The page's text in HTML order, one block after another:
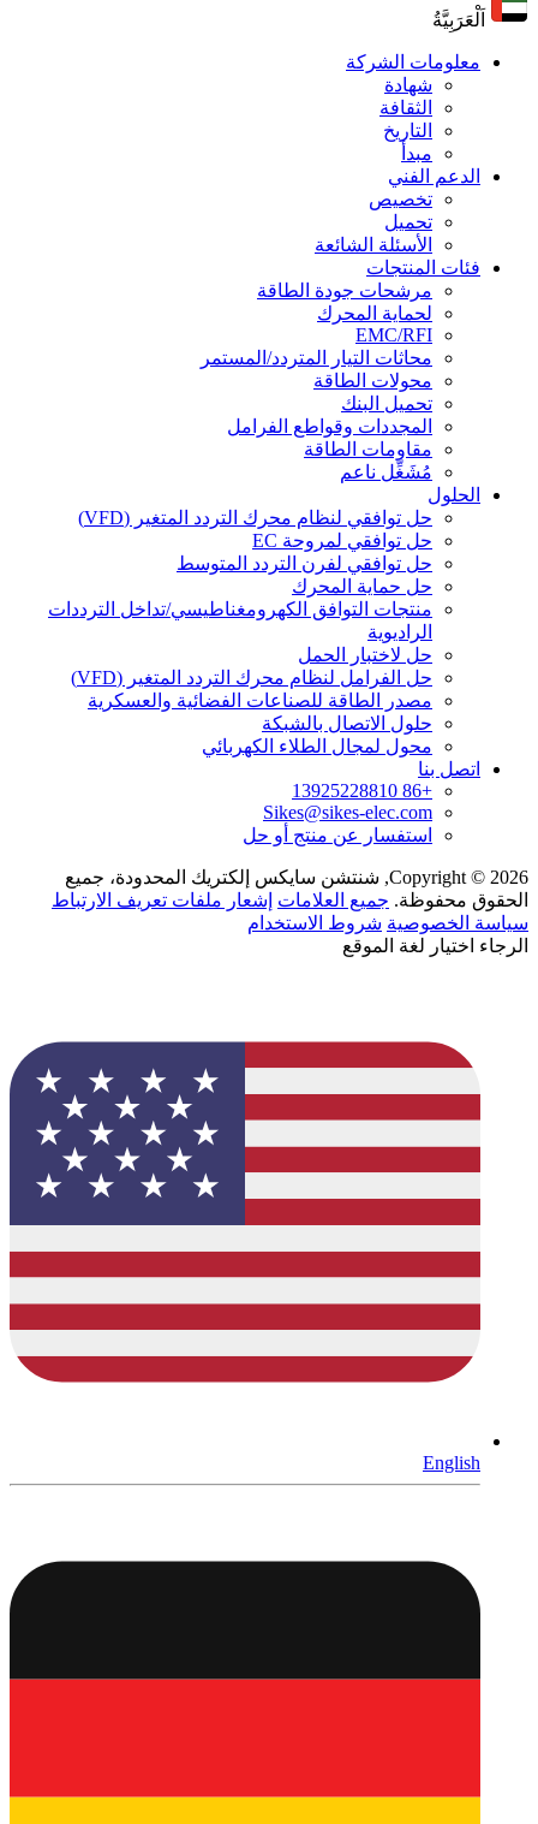
اَلْعَرَبِيَّةُ
معلومات الشركة
شهادة
الثقافة
التاريخ
مبدأ
الدعم الفني
تخصيص
تحميل
الأسئلة الشائعة
فئات المنتجات
مرشحات جودة الطاقة
لحماية المحرك
EMC/RFI
محاثات التيار المتردد/المستمر
محولات الطاقة
تحميل البنك
المجددات وقواطع الفرامل
مقاومات الطاقة
مُشَغِّل ناعم
الحلول
حل توافقي لنظام محرك التردد المتغير (VFD)
حل توافقي لمروحة EC
حل توافقي لفرن التردد المتوسط
حل حماية المحرك
منتجات التوافق الكهرومغناطيسي/تداخل الترددات
الراديوية
حل لاختبار الحمل
حل الفرامل لنظام محرك التردد المتغير (VFD)
مصدر الطاقة للصناعات الفضائية والعسكرية
حلول الاتصال بالشبكة
محول لمجال الطلاء الكهربائي
اتصل بنا
+86 13925228810
Sikes@sikes-elec.com
استفسار عن منتج أو حل
Copyright © 2026, شنتشن سايكس إلكتريك المحدودة، جميع
الحقوق محفوظة. جميع العلامات إشعار ملفات تعريف الارتباط
سياسة الخصوصية شروط الاستخدام
الرجاء اختيار لغة الموقع
English